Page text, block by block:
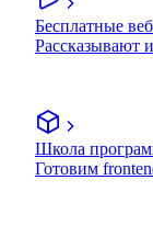
Бесплатные
Рассказывают
Школа
Готовим